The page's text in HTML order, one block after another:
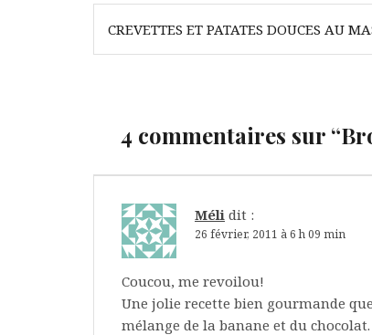
Navigation
deCREVETTES ET PATATES DOUCES AU
4 commentaires sur “
Méli dit :
26 février, 2011 à 6 h 09 min
Coucou, me revoilou!
Une jolie recette bien gourmande
mélange de la banane et du chocolat.